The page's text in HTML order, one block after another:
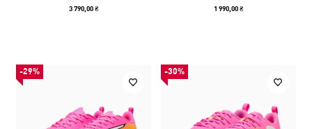
3 790,00 ₴ 1 990,00 ₴
-29% -30%